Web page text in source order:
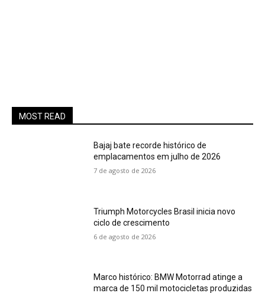
MOST READ
Bajaj bate recorde histórico de
emplacamentos em julho de 2026
7 de agosto de 2026
Triumph Motorcycles Brasil inicia novo
ciclo de crescimento
6 de agosto de 2026
Marco histórico: BMW Motorrad atinge a
marca de 150 mil motocicletas produzidas